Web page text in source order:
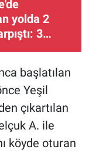
yolda 2
3
başlatılan
Yeşil
çıkartılan
A. ile
köyde oturan